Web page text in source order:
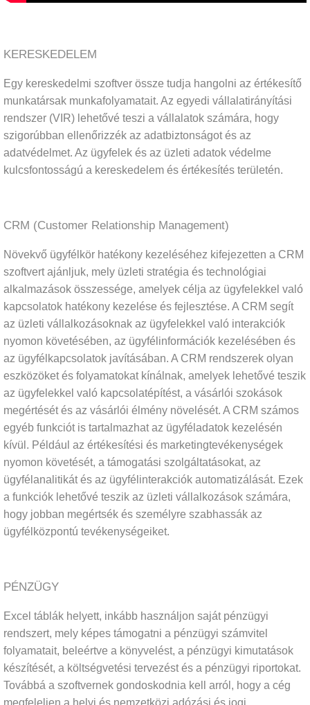
KERESKEDELEM
Egy kereskedelmi szoftver össze tudja hangolni az értékesítő
munkatársak munkafolyamatait. Az egyedi vállalatirányítási
rendszer (VIR) lehetővé teszi a vállalatok számára, hogy
szigorúbban ellenőrizzék az adatbiztonságot és az
adatvédelmet. Az ügyfelek és az üzleti adatok védelme
kulcsfontosságú a kereskedelem és értékesítés területén.
CRM (Customer Relationship Management)
Növekvő ügyfélkör hatékony kezeléséhez kifejezetten a CRM
szoftvert ajánljuk, mely üzleti stratégia és technológiai
alkalmazások összessége, amelyek célja az ügyfelekkel való
kapcsolatok hatékony kezelése és fejlesztése. A CRM segít
az üzleti vállalkozásoknak az ügyfelekkel való interakciók
nyomon követésében, az ügyfélinformációk kezelésében és
az ügyfélkapcsolatok javításában. A CRM rendszerek olyan
eszközöket és folyamatokat kínálnak, amelyek lehetővé teszik
az ügyfelekkel való kapcsolatépítést, a vásárlói szokások
megértését és az vásárlói élmény növelését. A CRM számos
egyéb funkciót is tartalmazhat az ügyféladatok kezelésén
kívül. Például az értékesítési és marketingtevékenységek
nyomon követését, a támogatási szolgáltatásokat, az
ügyfélanalitikát és az ügyfélinterakciók automatizálását. Ezek
a funkciók lehetővé teszik az üzleti vállalkozások számára,
hogy jobban megértsék és személyre szabhassák az
ügyfélközpontú tevékenységeiket.
PÉNZÜGY
Excel táblák helyett, inkább használjon saját pénzügyi
rendszert, mely képes támogatni a pénzügyi számvitel
folyamatait, beleértve a könyvelést, a pénzügyi kimutatások
készítését, a költségvetési tervezést és a pénzügyi riportokat.
Továbbá a szoftvernek gondoskodnia kell arról, hogy a cég
megfeleljen a helyi és nemzetközi adózási és jogi